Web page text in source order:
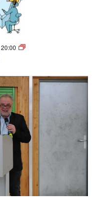
20:00